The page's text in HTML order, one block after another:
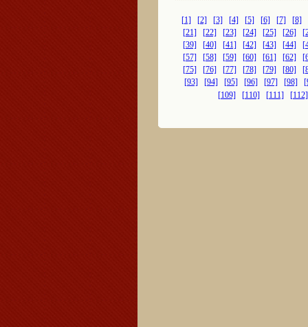
[1] [2] [3] [4] [5] [6] [7] [8]
[21]
[22] [23] [24] [25] [26]
[39]
[40] [41] [42] [43] [44]
[57]
[58] [59] [60] [61] [62]
[75]
[76] [77] [78] [79] [80]
[93]
[94] [95] [96] [97] [98]
[109]
[110] [111] [112]